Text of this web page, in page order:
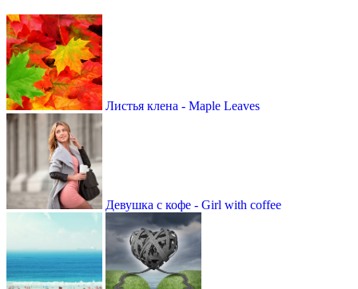
Листья клена - Maple Leaves
Девушка с кофе - Girl with coffee